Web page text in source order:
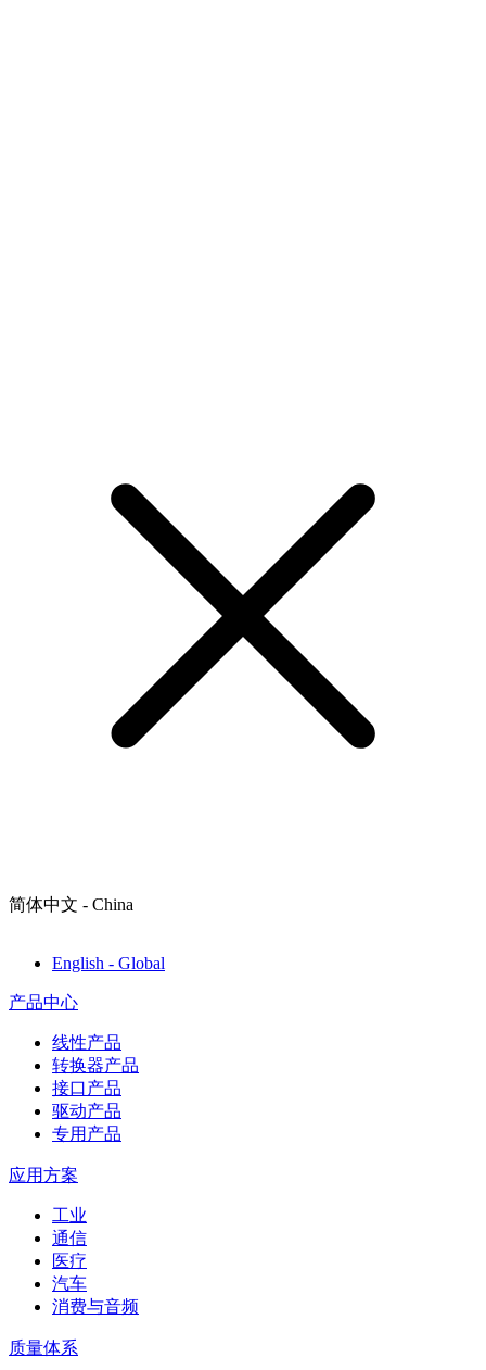
简体中文 - China
English - Global
产品中心
线性产品
转换器产品
接口产品
驱动产品
专用产品
应用方案
工业
通信
医疗
汽车
消费与音频
质量体系